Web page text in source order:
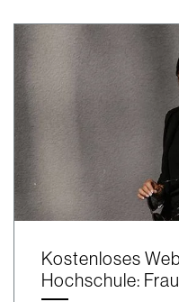
Kostenloses
Hochschule: